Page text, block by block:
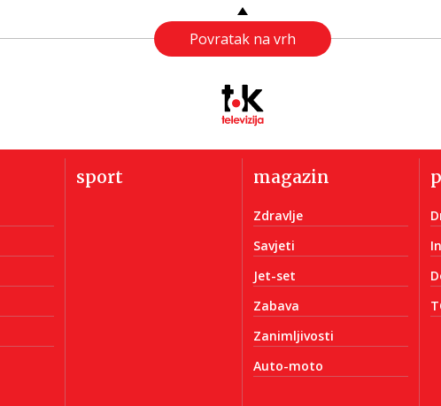
Povratak na vrh
sport magazin
Zdravlje
Savjeti
Jet-set
Zabava
Zanimljivosti
Auto-moto